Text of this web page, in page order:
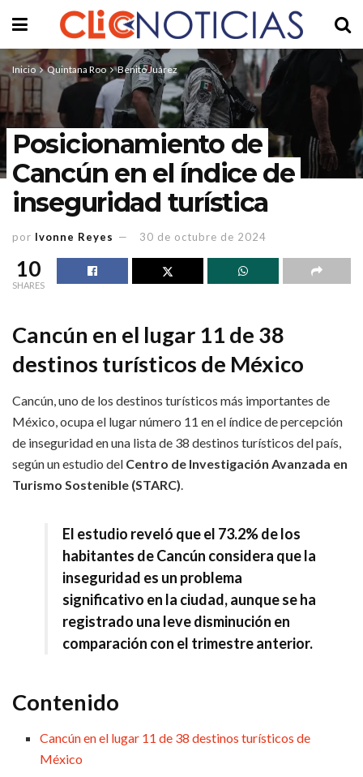
Inicio Quintana Roo Benito Juárez
Posicionamiento de
Cancún en el índice de
inseguridad turística
por Ivonne Reyes 30 de octubre de 2024
10
SHARES
Cancún en el lugar 11 de 38
destinos turísticos de México
Cancún, uno de los destinos turísticos más importantes de
México, ocupa el lugar número 11 en el índice de percepción
de inseguridad en una lista de 38 destinos turísticos del país,
según un estudio del Centro de Investigación Avanzada en
Turismo Sostenible (STARC).
El estudio reveló que el 73.2% de los
habitantes de Cancún considera que la
inseguridad es un problema
significativo en la ciudad, aunque se ha
registrado una leve disminución en
comparación con el trimestre anterior.
Contenido
Cancún en el lugar 11 de 38 destinos turísticos de
México